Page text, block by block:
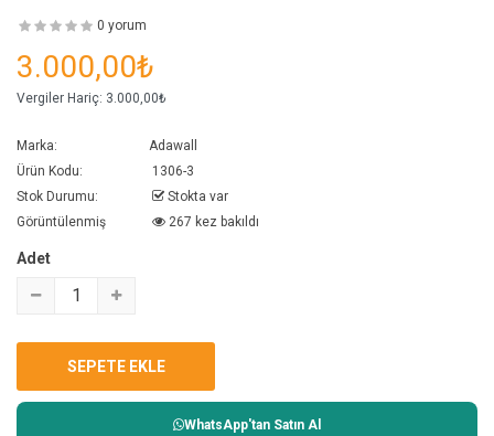
0 yorum
3.000,00₺
Vergiler Hariç: 3.000,00₺
Marka:
Adawall
Ürün Kodu:
1306-3
Stok Durumu:
Stokta var
Görüntülenmiş
267 kez bakıldı
Adet
WhatsApp'tan Satın Al